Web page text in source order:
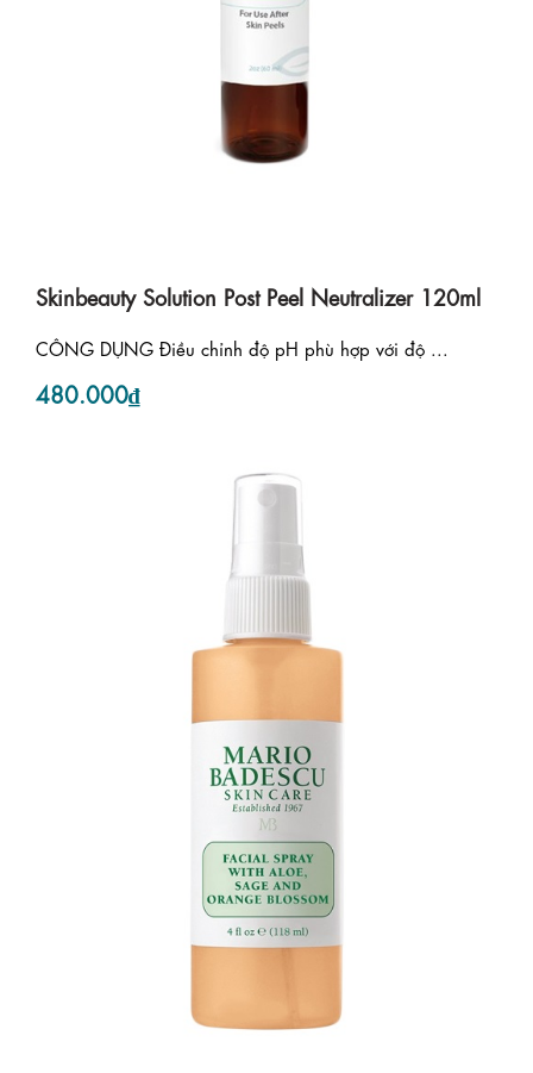
Skinbeauty Solution Post Peel Neutralizer 120ml
CÔNG DỤNG Điều chỉnh độ pH phù hợp với độ ...
480.000₫